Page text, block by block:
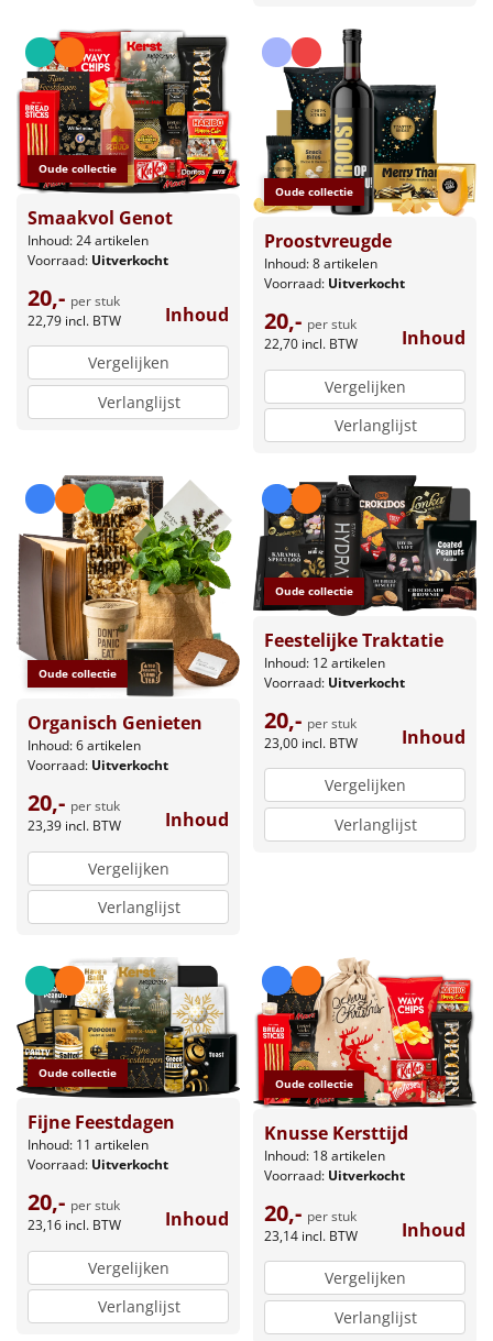
Oude collectie
Smaakvol Genot
Inhoud: 24 artikelen
Voorraad: Uitverkocht
20,- per stuk
22,79 incl. BTW Inhoud
Vergelijken
Verlanglijst
Oude collectie
Proostvreugde
Inhoud: 8 artikelen
Voorraad: Uitverkocht
20,- per stuk
22,70 incl. BTW Inhoud
Vergelijken
Verlanglijst
Oude collectie
Organisch Genieten
Inhoud: 6 artikelen
Voorraad: Uitverkocht
20,- per stuk
23,39 incl. BTW Inhoud
Vergelijken
Verlanglijst
Oude collectie
Feestelijke Traktatie
Inhoud: 12 artikelen
Voorraad: Uitverkocht
20,- per stuk
23,00 incl. BTW Inhoud
Vergelijken
Verlanglijst
Oude collectie
Fijne Feestdagen
Inhoud: 11 artikelen
Voorraad: Uitverkocht
20,- per stuk
23,16 incl. BTW Inhoud
Vergelijken
Verlanglijst
Oude collectie
Knusse Kersttijd
Inhoud: 18 artikelen
Voorraad: Uitverkocht
20,- per stuk
23,14 incl. BTW Inhoud
Vergelijken
Verlanglijst